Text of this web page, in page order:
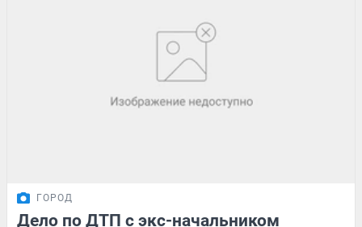
ГОРОД
Дело по ДТП с экс-начальником